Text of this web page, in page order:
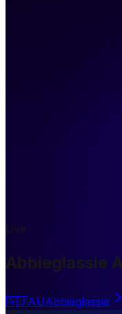
Live
Abbieglassie
🇦🇺AUAbbieglassie